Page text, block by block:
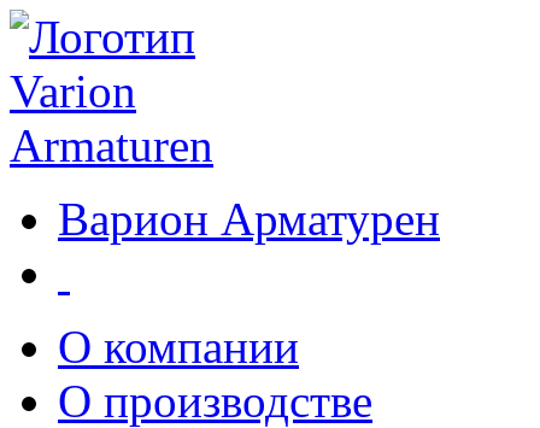
Варион Арматурен
О компании
О производстве